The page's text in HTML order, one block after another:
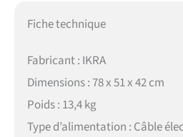
Fiche technique
Fabricant : IKRA
Dimensions : 78 x 51 x 42 cm
Poids : 13,4 kg
Type d’alimentation : Câble